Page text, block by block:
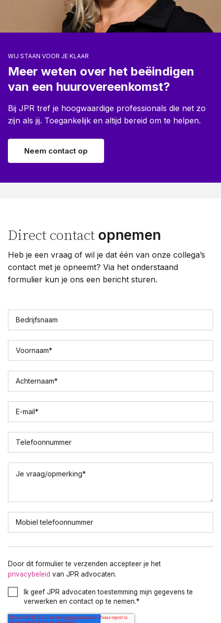
WIJ STAAN VOOR JE KLAAR
Meer weten over het beëindigen
van een huurovereenkomst?
Bij JPR tref je hoogwaardige professionals die net zo
zijn als jij. Toegankelijk en altijd bereid om te helpen.
Neem contact op
Direct contact opnemen
Heb je een vraag of wil je dat één van onze collega’s
contact met je opneemt? Via het onderstaand
formulier kun je ons een bericht sturen.
Bedrijfsnaam
Voornaam*
Achternaam*
E-mail*
Telefoonnummer
Je vraag/opmerking*
Mobiel telefoonnummer
Door dit formulier te verzenden accepteer je het
privacybeleid van JPR advocaten.
Ik geef JPR advocaten toestemming mijn gegevens te
verwerken en contact op te nemen.*